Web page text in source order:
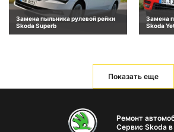
Замена пыльника рулевой рейки
Skoda Superb
Замена
Skoda
Показать еще
Ремонт
Сервис Skoda